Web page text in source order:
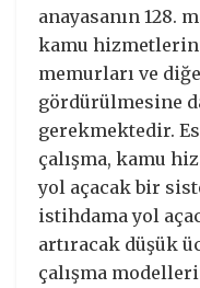
anayasanın 128.
kamu
memurları ve
gördürülmesine
gerekmektedir.
çalışma, kamu
yol açacak bir
istihdama yol
artıracak düşük
çalışma